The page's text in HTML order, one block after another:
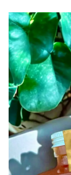
数
を
読
み
込
み
中
で
す